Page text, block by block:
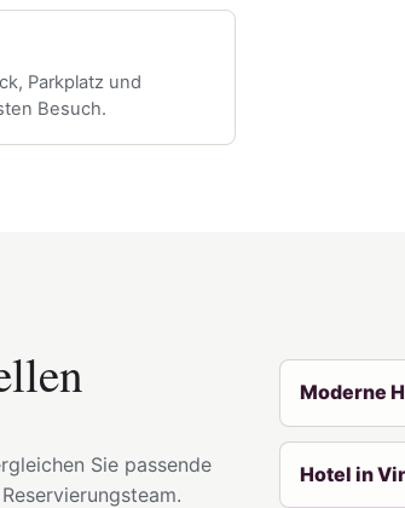
Parkplatz und
Besuch.
Sie passende
Moderne
Hotel in